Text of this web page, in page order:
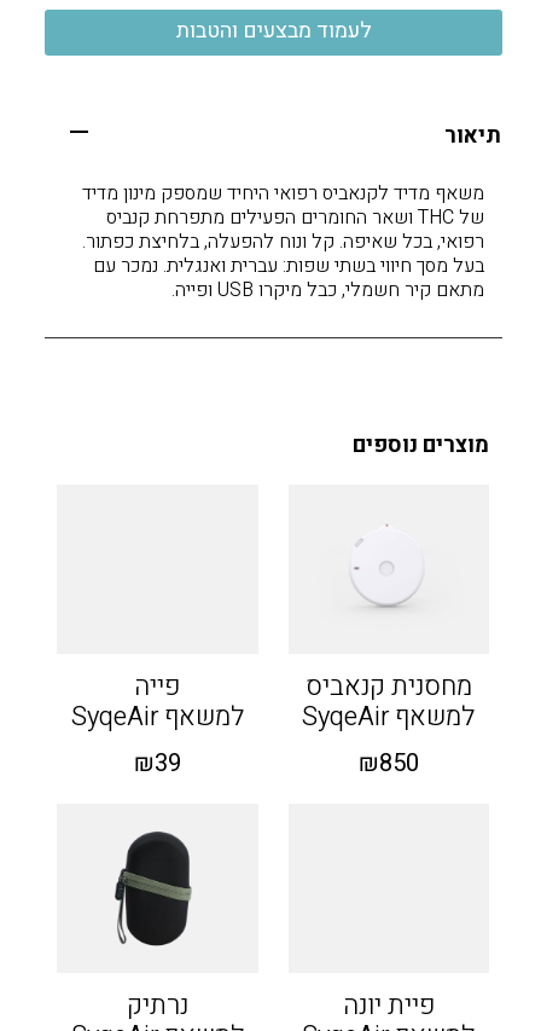
לעמוד מבצעים והטבות
תיאור
משאף מדיד לקנאביס רפואי היחיד שמספק מינון מדיד
של THC ושאר החומרים הפעילים מתפרחת קנביס
רפואי, בכל שאיפה. קל ונוח להפעלה, בלחיצת כפתור.
בעל מסך חיווי בשתי שפות: עברית ואנגלית. נמכר עם
מתאם קיר חשמלי, כבל מיקרו USB ופייה.
מוצרים נוספים
מחסנית קנאביס
למשאף SyqeAir
₪850
פייה
למשאף SyqeAir
₪39
פיית יונה נרתיק